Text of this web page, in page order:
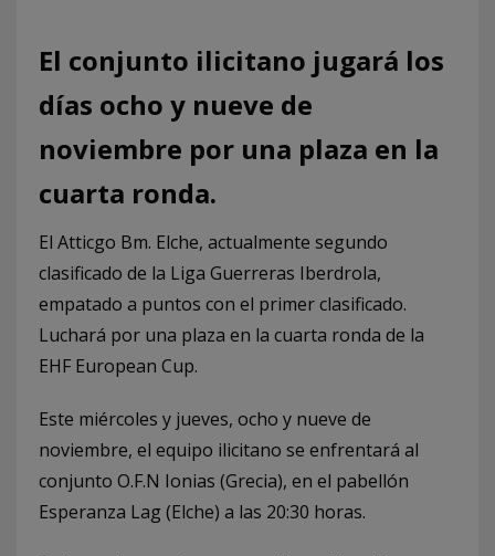
El conjunto ilicitano jugará los
días ocho y nueve de
noviembre por una plaza en la
cuarta ronda.
El Atticgo Bm. Elche, actualmente segundo
clasificado de la Liga Guerreras Iberdrola,
empatado a puntos con el primer clasificado.
Luchará por una plaza en la cuarta ronda de la
EHF European Cup.
Este miércoles y jueves, ocho y nueve de
noviembre, el equipo ilicitano se enfrentará al
conjunto O.F.N Ionias (Grecia), en el pabellón
Esperanza Lag (Elche) a las 20:30 horas.